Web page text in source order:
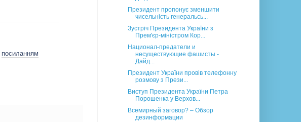
посиланням
Президент пропонує зменшити
чисельність генеральсь...
Зустріч Президента України з
Прем'єр-міністром Кор...
Национал-предатели и
несуществующие фашисты -
Дайд...
Президент України провів телефонну
розмову з Прези...
Виступ Президента України Петра
Порошенка у Верхов...
Всемирный заговор? – Обзор
дезинформации